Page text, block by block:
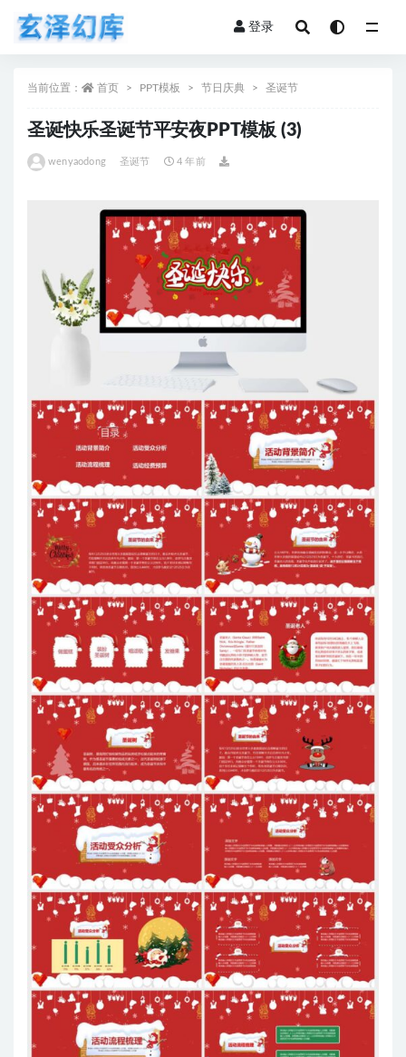
登录
当前位置： 首页 PPT模板 节日庆典 圣诞节
圣诞快乐圣诞节平安夜PPT模板 (3)
wenyaodong 圣诞节 4 年前